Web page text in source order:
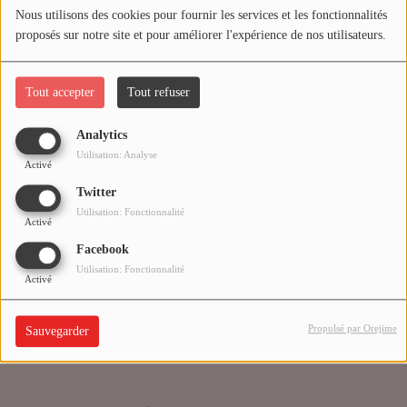
Nous utilisons des cookies pour fournir les services et les fonctionnalités
proposés sur notre site et pour améliorer l'expérience de nos utilisateurs.
Tout accepter Tout refuser
Analytics
Activé
Utilisation: Analyse
Twitter
Activé
Utilisation: Fonctionnalité
Facebook
Activé
Utilisation: Fonctionnalité
Sauvegarder Propulsé par Orejime
Médias
PODCASTS
Agenda
Titres diffusés
Se connecter
Oups, vous avez
rencontré une erreur.
Il semble que la page que vous recherchez n’existe plus.